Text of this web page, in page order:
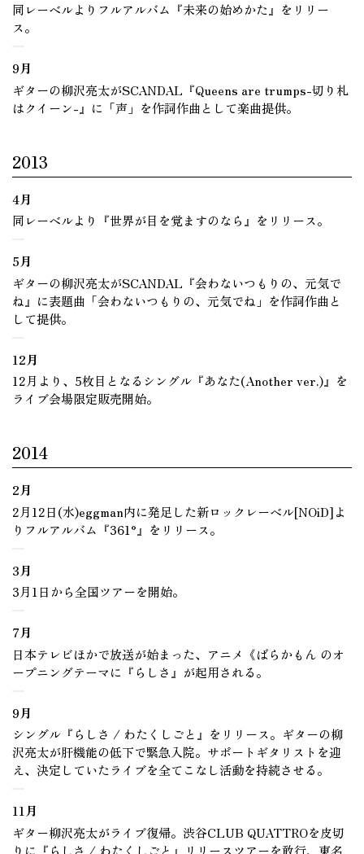
同レーベルよりフルアルバム『未来の始めかた』をリリー
ス。
9月
ギターの柳沢亮太がSCANDAL『Queens are trumps-切り札
はクイーン-』に「声」を作詞作曲として楽曲提供。
2013
4月
同レーベルより『世界が目を覚ますのなら』をリリース。
5月
ギターの柳沢亮太がSCANDAL『会わないつもりの、元気で
ね』に表題曲「会わないつもりの、元気でね」を作詞作曲と
して提供。
12月
12月より、5枚目となるシングル『あなた(Another ver.)』を
ライブ会場限定販売開始。
2014
2月
2月12日(水)eggman内に発足した新ロックレーベル[NOiD]よ
りフルアルバム『361°』をリリース。
3月
3月1日から全国ツアーを開始。
7月
日本テレビほかで放送が始まった、アニメ《ばらかもん のオ
ープニングテーマに『らしさ』が起用される。
9月
シングル『らしさ / わたくしごと』をリリース。ギターの柳
沢亮太が肝機能の低下で緊急入院。サポートギタリストを迎
え、決定していたライブを全てこなし活動を持続させる。
11月
ギター柳沢亮太がライブ復帰。渋谷CLUB QUATTROを皮切
りに『らしさ / わたくしごと』リリースツアーを敢行、東名